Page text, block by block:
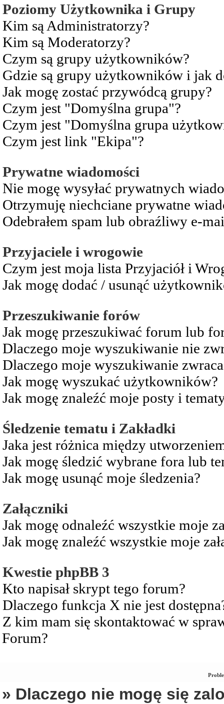
Poziomy Użytkownika i Grupy
Kim są Administratorzy?
Kim są Moderatorzy?
Czym są grupy użytkowników?
Gdzie są grupy użytkowników i jak
Jak mogę zostać przywódcą grupy?
Czym jest "Domyślna grupa"?
Czym jest "Domyślna grupa
Czym jest link "Ekipa"?
Prywatne wiadomości
Nie mogę wysyłać prywatnych
Otrzymuję niechciane prywatne
Odebrałem spam lub obraźliwy e-
Przyjaciele i wrogowie
Czym jest moja lista Przyjaciół i
Jak mogę dodać / usunąć
Przeszukiwanie forów
Jak mogę przeszukiwać forum lub
Dlaczego moje wyszukiwanie nie
Dlaczego moje wyszukiwanie
Jak mogę wyszukać użytkowników?
Jak mogę znaleźć moje posty i
Śledzenie tematu i Zakładki
Jaka jest różnica między
Jak mogę śledzić wybrane fora lub
Jak mogę usunąć moje śledzenia?
Załączniki
Jak mogę odnaleźć wszystkie moje
Jak mogę znaleźć wszystkie moje
Kwestie phpBB 3
Kto napisał skrypt tego forum?
Dlaczego funkcja X nie jest
Z kim mam się skontaktować w
Forum?
» Dlaczego nie mogę się